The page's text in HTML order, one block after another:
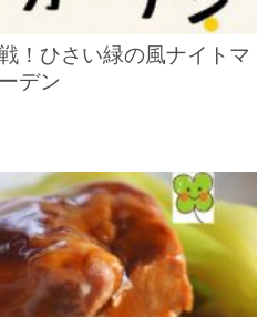
！ひさい緑の風ナイトマ
デン